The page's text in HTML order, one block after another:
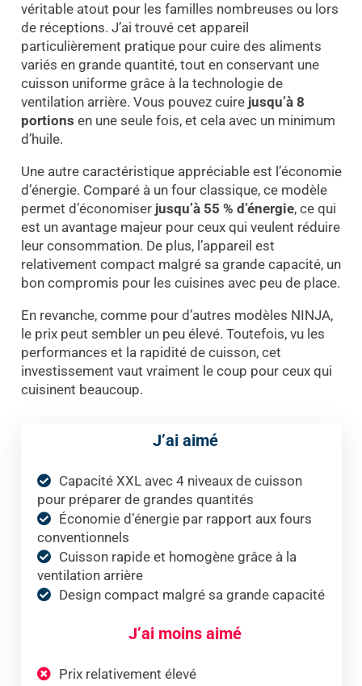
véritable atout pour les familles nombreuses ou lors
de réceptions. J’ai trouvé cet appareil
particulièrement pratique pour cuire des aliments
variés en grande quantité, tout en conservant une
cuisson uniforme grâce à la technologie de
ventilation arrière. Vous pouvez cuire jusqu’à 8
portions en une seule fois, et cela avec un minimum
d’huile.
Une autre caractéristique appréciable est l’économie
d’énergie. Comparé à un four classique, ce modèle
permet d’économiser jusqu’à 55 % d’énergie, ce qui
est un avantage majeur pour ceux qui veulent réduire
leur consommation. De plus, l’appareil est
relativement compact malgré sa grande capacité, un
bon compromis pour les cuisines avec peu de place.
En revanche, comme pour d’autres modèles NINJA,
le prix peut sembler un peu élevé. Toutefois, vu les
performances et la rapidité de cuisson, cet
investissement vaut vraiment le coup pour ceux qui
cuisinent beaucoup.
J’ai aimé
Capacité XXL avec 4 niveaux de cuisson
pour préparer de grandes quantités
Économie d’énergie par rapport aux fours
conventionnels
Cuisson rapide et homogène grâce à la
ventilation arrière
Design compact malgré sa grande capacité
J’ai moins aimé
Prix relativement élevé